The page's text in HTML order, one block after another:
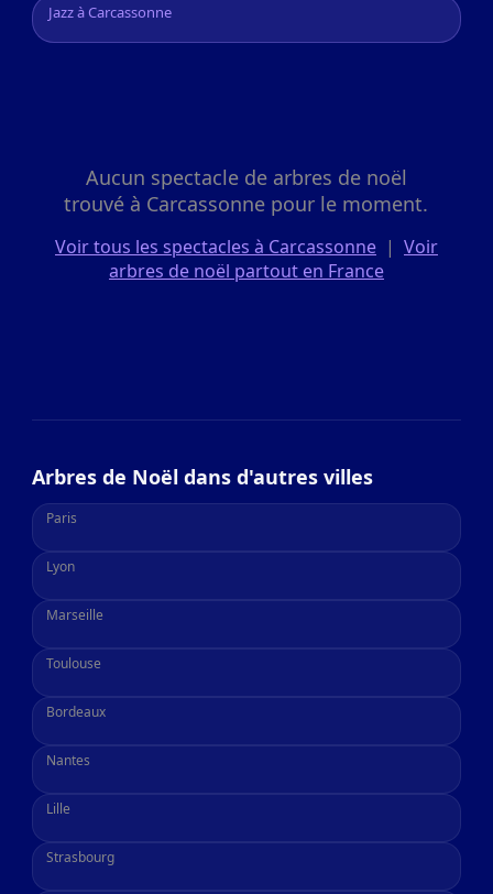
Jazz à Carcassonne
Aucun spectacle de arbres de noël
trouvé à Carcassonne pour le moment.
Voir tous les spectacles à Carcassonne| Voir
arbres de noël partout en France
Arbres de Noël dans d'autres villes
Paris
Lyon
Marseille
Toulouse
Bordeaux
Nantes
Lille
Strasbourg